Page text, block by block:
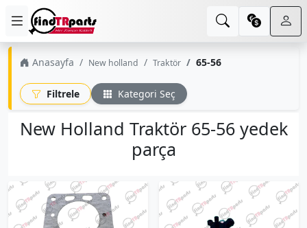
Anasayfa New holland Traktör 65-56
Filtrele Kategori Seç
New Holland Traktör 65-56 yedek
parça